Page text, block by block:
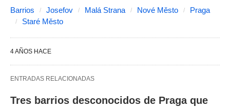
Barrios Josefov Malá Strana Nové Město
Praga
Staré Město
4 AÑOS HACE
ENTRADAS RELACIONADAS
Tres barrios desconocidos de Praga que